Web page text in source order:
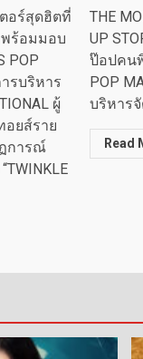
อร์สุดฮิตที่
พร้อมมอบ
POP
ารบริหาร
ผู้
อยส์ราย
การณ์
THE
UP
ป๊อปคน
POP
บริหารจั
Read